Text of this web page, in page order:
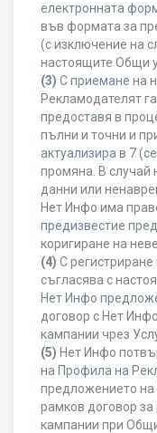
електронната
във формата за
(с изключение на
настоящите Общи
(3) С приемане на
Рекламодателят
предоставя в
пълни и точни и
актуализира в 7
промяна. В случай
данни или
Нет Инфо има
предизвестие
коригиране на
(4) С
съгласява с
Нет Инфо
договор с Нет
кампании чрез
(5) Нет Инфо
на Профила на
предложението на
рамков договор
кампании при